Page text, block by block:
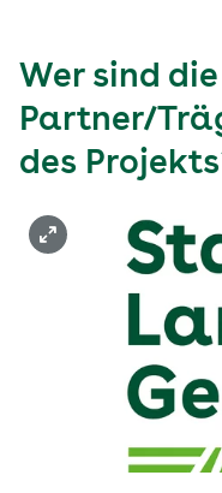
Wer sind die
Partner/
des